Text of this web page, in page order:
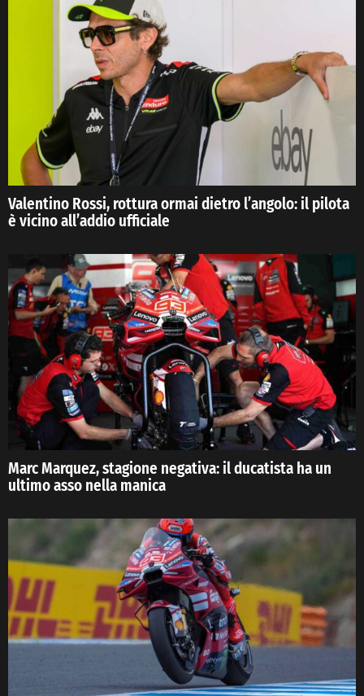
Valentino Rossi, rottura ormai dietro l’angolo: il pilota
è vicino all’addio ufficiale
Marc Marquez, stagione negativa: il ducatista ha un
ultimo asso nella manica